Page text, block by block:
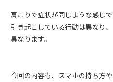
肩こりで症状が同じような感じ
引き起こしている行動は異なり
異なります。
今回の内容も、スマホの持ち方